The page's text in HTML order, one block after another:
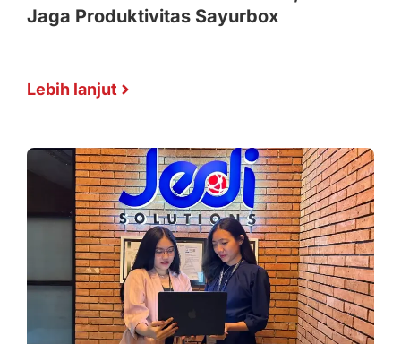
Jaga Produktivitas Sayurbox
Lebih lanjut